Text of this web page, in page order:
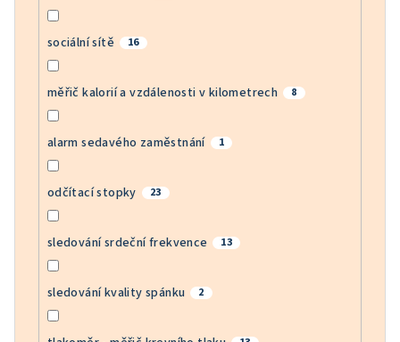
sociální sítě 16
měřič kalorií a vzdálenosti v kilometrech 8
alarm sedavého zaměstnání 1
odčítací stopky 23
sledování srdeční frekvence 13
sledování kvality spánku 2